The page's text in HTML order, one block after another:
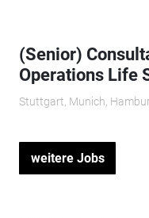
(Senior)
Operations Life
Stuttgart, Munich,
weitere Jobs